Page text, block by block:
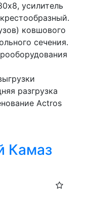
усилитель
ковшового
сечения.
разгрузка
Actros
Камаз